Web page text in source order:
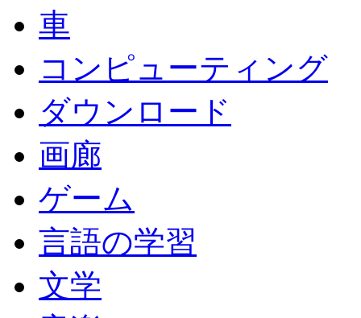
車
コンピューティング
ダウンロード
画廊
ゲーム
言語の学習
文学